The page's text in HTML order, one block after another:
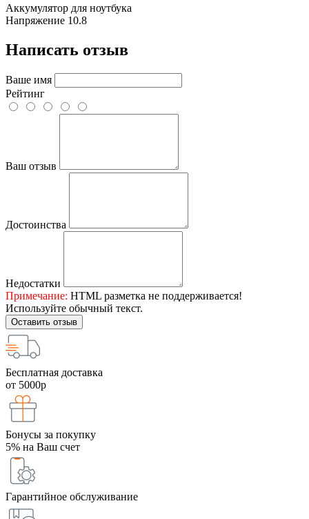
Аккумулятор для ноутбука
Напряжение 10.8
Написать отзыв
Ваше имя
Рейтинг
Ваш отзыв
Достоинства
Недостатки
Примечание: HTML разметка не поддерживается!
Используйте обычный текст.
Оставить отзыв
Бесплатная доставка
от 5000р
Бонусы за покупку
5% на Ваш счет
Гарантийное обслуживание